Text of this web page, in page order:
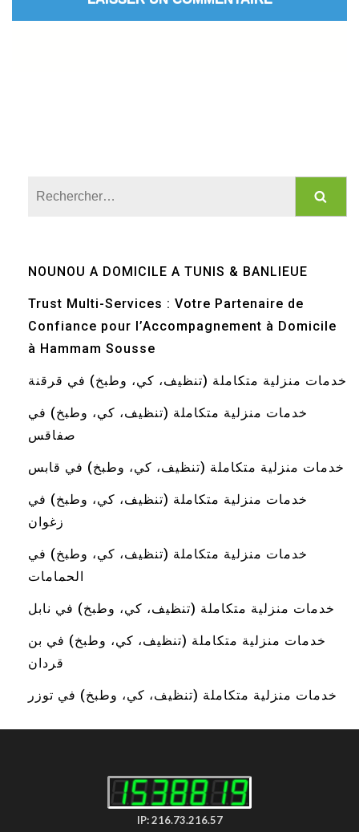
NOUNOU A DOMICILE A TUNIS & BANLIEUE
Trust Multi-Services : Votre Partenaire de
Confiance pour l’Accompagnement à Domicile
à Hammam Sousse
خدمات منزلية متكاملة (تنظيف، كي، وطبخ) في قرقنة
خدمات منزلية متكاملة (تنظيف، كي، وطبخ) في
صفاقس
خدمات منزلية متكاملة (تنظيف، كي، وطبخ) في قابس
خدمات منزلية متكاملة (تنظيف، كي، وطبخ) في
زغوان
خدمات منزلية متكاملة (تنظيف، كي، وطبخ) في
الحمامات
خدمات منزلية متكاملة (تنظيف، كي، وطبخ) في نابل
خدمات منزلية متكاملة (تنظيف، كي، وطبخ) في بن
قردان
خدمات منزلية متكاملة (تنظيف، كي، وطبخ) في توزر
IP: 216.73.216.57